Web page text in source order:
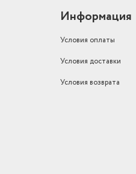
Информация
Условия оплаты
Условия доставки
Условия возврата